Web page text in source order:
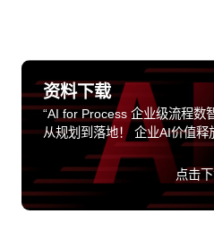
资料下载
“AI for Process 企业级流程数
从规划到落地！ 企业AI价值释
点击